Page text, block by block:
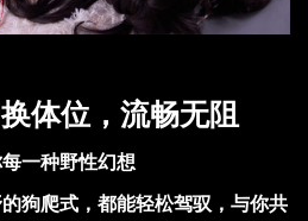
体位，流畅无阻
一种野性幻想
狗爬式，都能轻松驾驭，与你共